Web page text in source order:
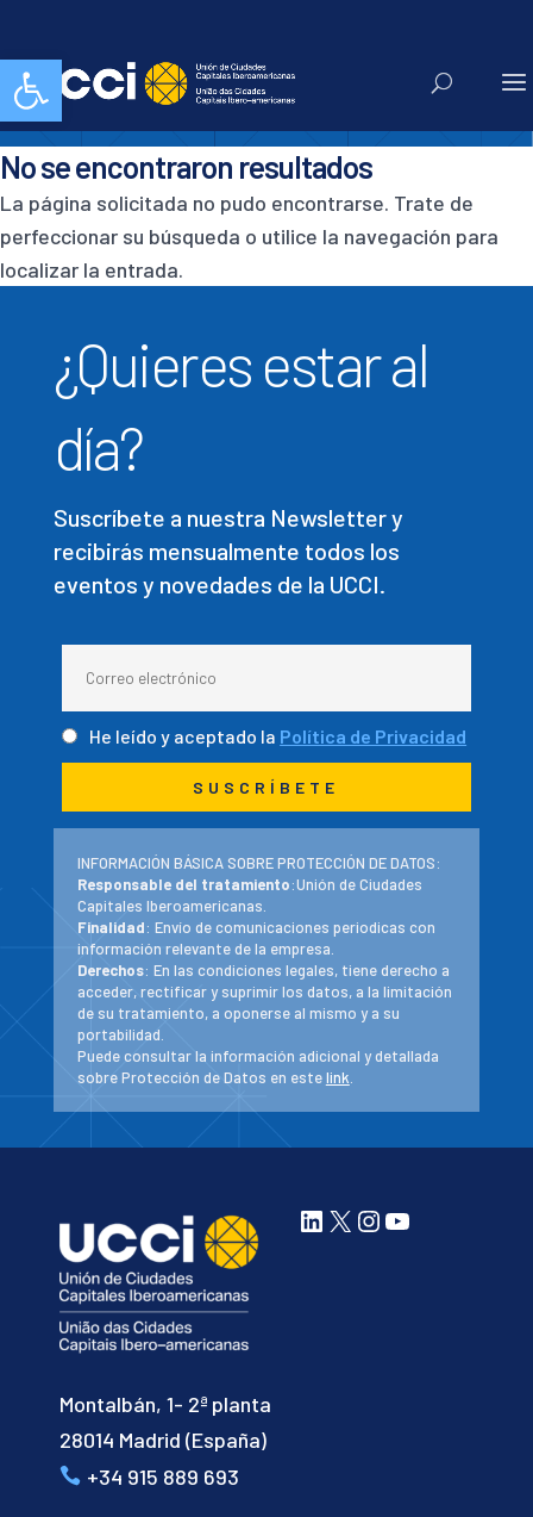
Abrir barra de herramientas
San Salvador
No se encontraron resultados
La página solicitada no pudo encontrarse. Trate de
perfeccionar su búsqueda o utilice la navegación para
localizar la entrada.
¿Quieres estar al
día?
Suscríbete a nuestra Newsletter y
recibirás mensualmente todos los
eventos y novedades de la UCCI.
He leído y aceptado la Política de Privacidad
INFORMACIÓN BÁSICA SOBRE PROTECCIÓN DE DATOS:
Responsable del tratamiento:Unión de Ciudades
Capitales Iberoamericanas.
Finalidad: Envío de comunicaciones periodicas con
información relevante de la empresa.
Derechos: En las condiciones legales, tiene derecho a
acceder, rectificar y suprimir los datos, a la limitación
de su tratamiento, a oponerse al mismo y a su
portabilidad.
Puede consultar la información adicional y detallada
sobre Protección de Datos en estelink
Montalbán, 1- 2ª planta
28014 Madrid (España)
+34 915 889 693
LinkedIn
X Instagram
YouTube